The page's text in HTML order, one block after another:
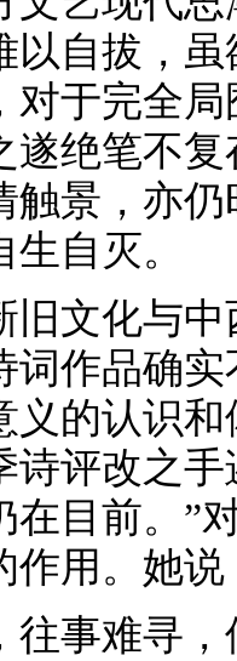
以自拔，
对于完全
遂绝笔不
触景，亦
自灭。
文化与中
词作品确
义的认识
诗评改之
在目前。”
作用。她说
事难寻，